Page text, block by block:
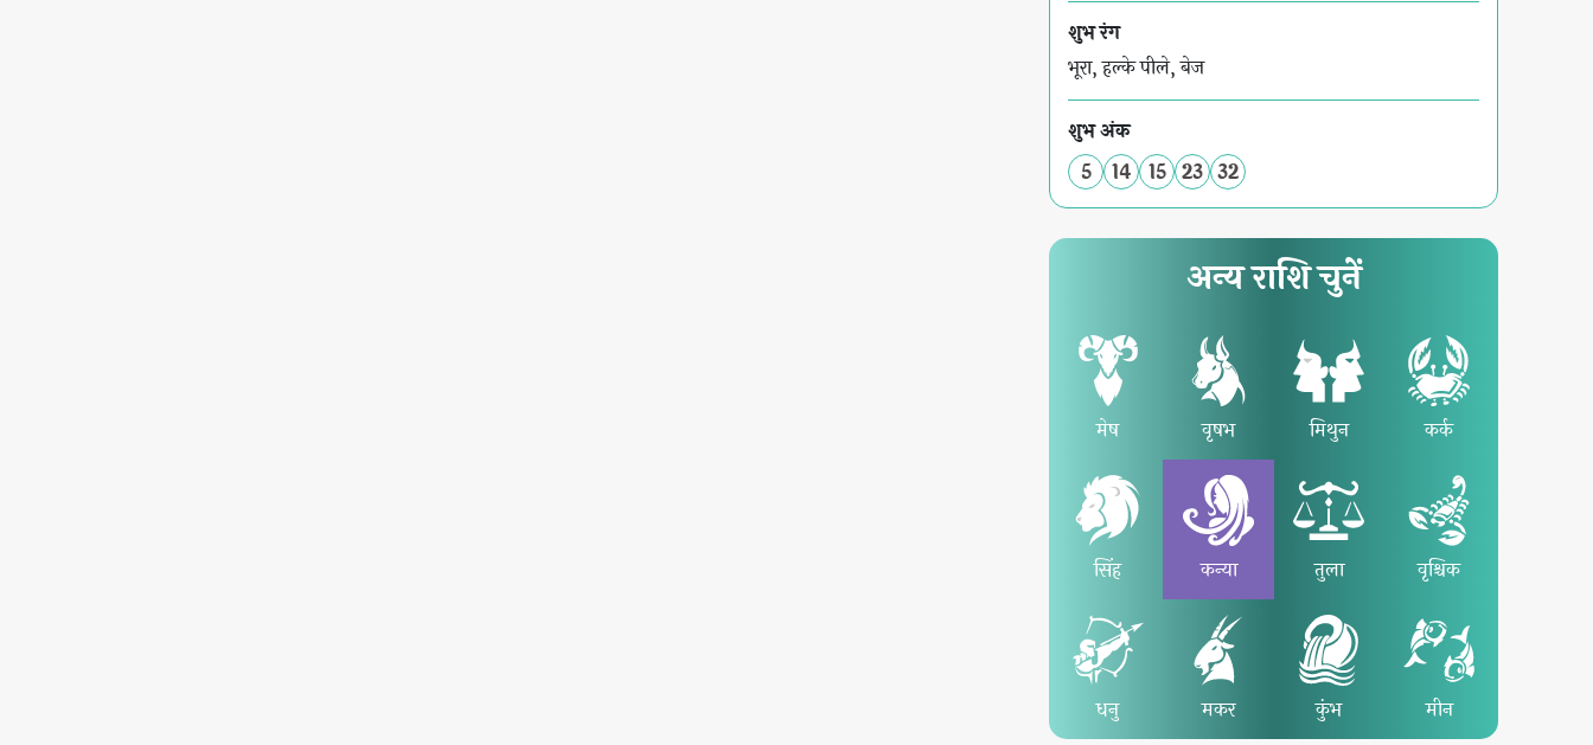
शुभ रंग
भूरा, हल्के पीले, बेज
शुभ अंक
5
14 15 23 32
अन्य राशि चुनें
मेष वृषभ मिथुन कर्क
सिंह कन्या तुला वृश्चिक
धनु मकर कुंभ मीन